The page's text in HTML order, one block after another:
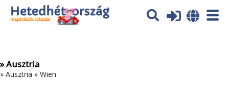
Az oldal sütiket (cookies) használ. További tájékoztatás itt:
Adatvédelmi tájékoztató
» Ausztria
» Ausztria » Wien